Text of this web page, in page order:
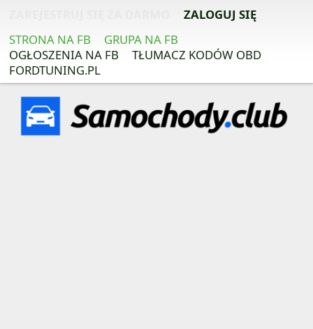
ZALOGUJ SIĘ
STRONA NA FB
GRUPA NA FB
OGŁOSZENIA NA FB
TŁUMACZ KODÓW OBD
FORDTUNING.PL